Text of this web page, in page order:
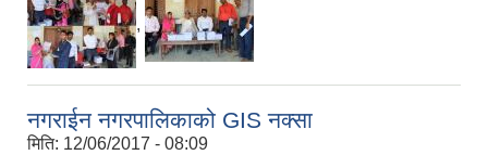
,
नगराईन नगरपालिकाको GIS नक्सा
मिति: 12/06/2017 - 08:09